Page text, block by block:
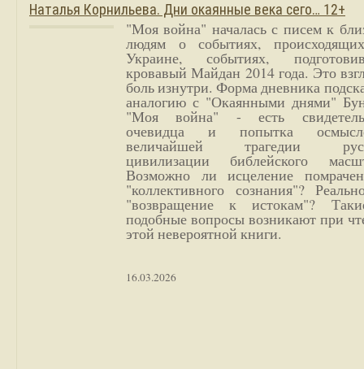
Наталья Корнильева. Дни окаянные века сего… 12+
"Моя война" началась с писем к
людям о событиях,
Украине, событиях,
кровавый Майдан 2014 года. Это
боль изнутри. Форма дневника
аналогию с "Окаянными днями"
"Моя война" - есть
очевидца и попытка
величайшей трагедии
цивилизации библейского
Возможно ли исцеление
"коллективного сознания"?
"возвращение к истокам"?
подобные вопросы возникают при
этой невероятной книги.
16.03.2026